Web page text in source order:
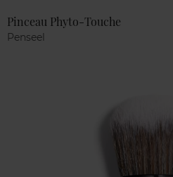
Pinceau Phyto-Touche
Penseel